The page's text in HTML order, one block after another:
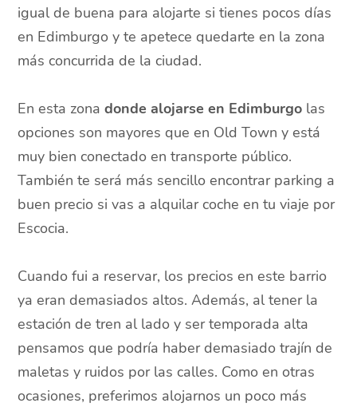
igual de buena para alojarte si tienes pocos días
en Edimburgo y te apetece quedarte en la zona
más concurrida de la ciudad.
En esta zonadonde alojarse en Edimburgo las
opciones son mayores que en Old Town y está
muy bien conectado en transporte público.
También te será más sencillo encontrar parking a
buen precio si vas a alquilar coche en tu viaje por
Escocia.
Cuando fui a reservar, los precios en este barrio
ya eran demasiados altos. Además, al tener la
estación de tren al lado y ser temporada alta
pensamos que podría haber demasiado trajín de
maletas y ruidos por las calles. Como en otras
ocasiones, preferimos alojarnos un poco más